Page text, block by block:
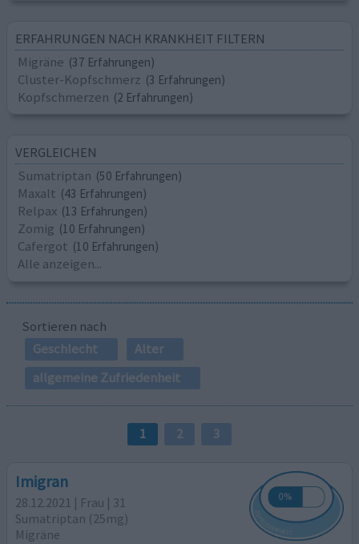
ERFAHRUNGEN NACH KRANKHEIT FILTERN
Migräne (37 Erfahrungen)
Cluster-Kopfschmerz (3 Erfahrungen)
Kopfschmerzen (2 Erfahrungen)
VERGLEICHEN
Sumatriptan (50 Erfahrungen)
Maxalt (43 Erfahrungen)
Relpax (13 Erfahrungen)
Zomig (10 Erfahrungen)
Cafergot (10 Erfahrungen)
Alle anzeigen...
Sortieren nach
Geschlecht
Alter
allgemeine Zufriedenheit
1 2 3
Imigran
28.12.2021 | Frau | 31
Sumatriptan (25mg)
Migräne